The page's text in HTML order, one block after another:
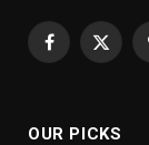
Facebook
X
OUR PICKS